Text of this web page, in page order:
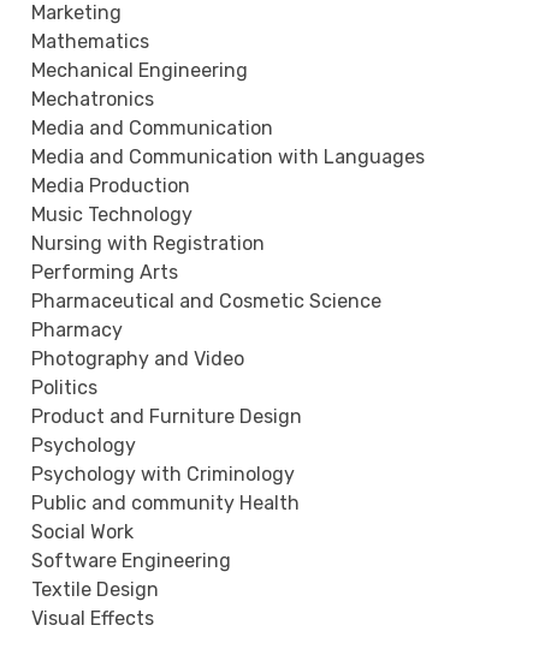
Marketing
Mathematics
Mechanical Engineering
Mechatronics
Media and Communication
Media and Communication with Languages
Media Production
Music Technology
Nursing with Registration
Performing Arts
Pharmaceutical and Cosmetic Science
Pharmacy
Photography and Video
Politics
Product and Furniture Design
Psychology
Psychology with Criminology
Public and community Health
Social Work
Software Engineering
Textile Design
Visual Effects